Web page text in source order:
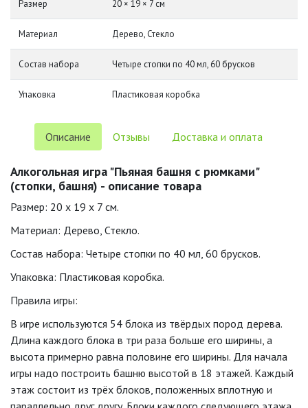
Размер 20 × 19 × 7 см
Материал Дерево, Стекло
Состав набора Четыре стопки по 40 мл, 60 брусков
Упаковка Пластиковая коробка
Описание Отзывы Доставка и оплата
Алкогольная игра "Пьяная башня с рюмками"
(стопки, башня) - описание товара
Размер: 20 х 19 х 7 см.
Материал: Дерево, Стекло.
Состав набора: Четыре стопки по 40 мл, 60 брусков.
Упаковка: Пластиковая коробка.
Правила игры:
В игре используются 54 блока из твёрдых пород дерева.
Длина каждого блока в три раза больше его ширины, а
высота примерно равна половине его ширины. Для начала
игры надо построить башню высотой в 18 этажей. Каждый
этаж состоит из трёх блоков, положенных вплотную и